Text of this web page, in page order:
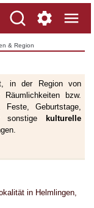
& Region
in der Region von
Räumlichkeiten bzw.
Feste, Geburtstage,
sonstige
kulturelle
in Helmlingen,